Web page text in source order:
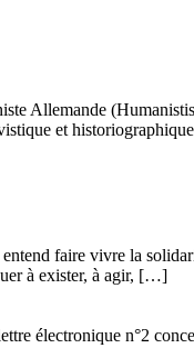
Allemande
et
faire vivre la
à exister, à agir, […]
électronique n°2